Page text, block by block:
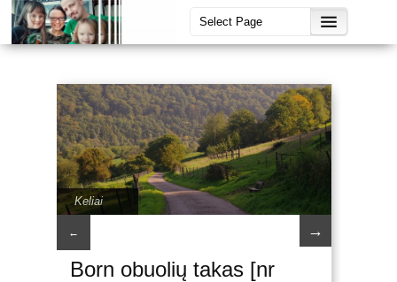
Keliai
← →
Born obuolių takas [nr